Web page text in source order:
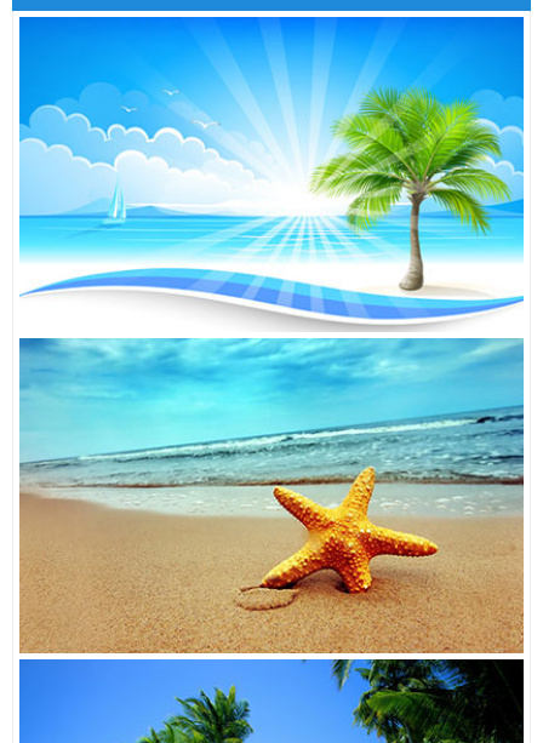
Tai nghe Stereo Sony MH710
410,000đ